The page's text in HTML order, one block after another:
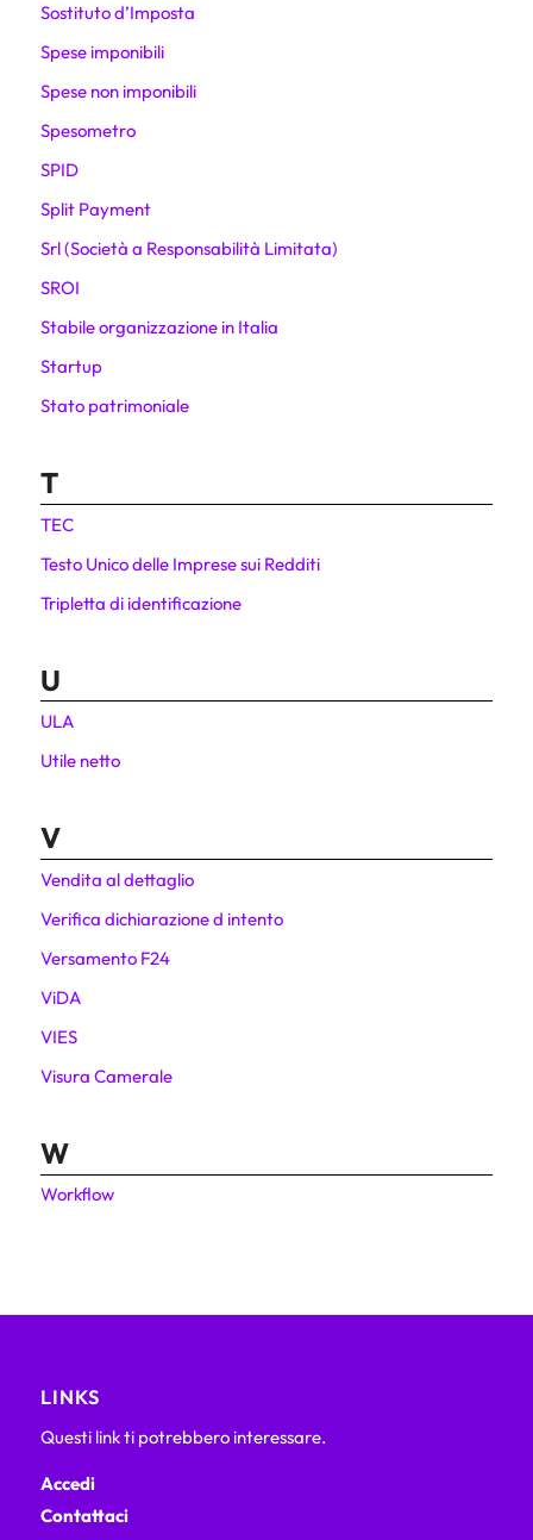
Sostituto d’Imposta
Spese imponibili
Spese non imponibili
Spesometro
SPID
Split Payment
Srl (Società a Responsabilità Limitata)
SROI
Stabile organizzazione in Italia
Startup
Stato patrimoniale
T
TEC
Testo Unico delle Imprese sui Redditi
Tripletta di identificazione
U
ULA
Utile netto
V
Vendita al dettaglio
Verifica dichiarazione d intento
Versamento F24
ViDA
VIES
Visura Camerale
W
Workflow
LINKS
Questi link ti potrebbero interessare.
Accedi
Contattaci